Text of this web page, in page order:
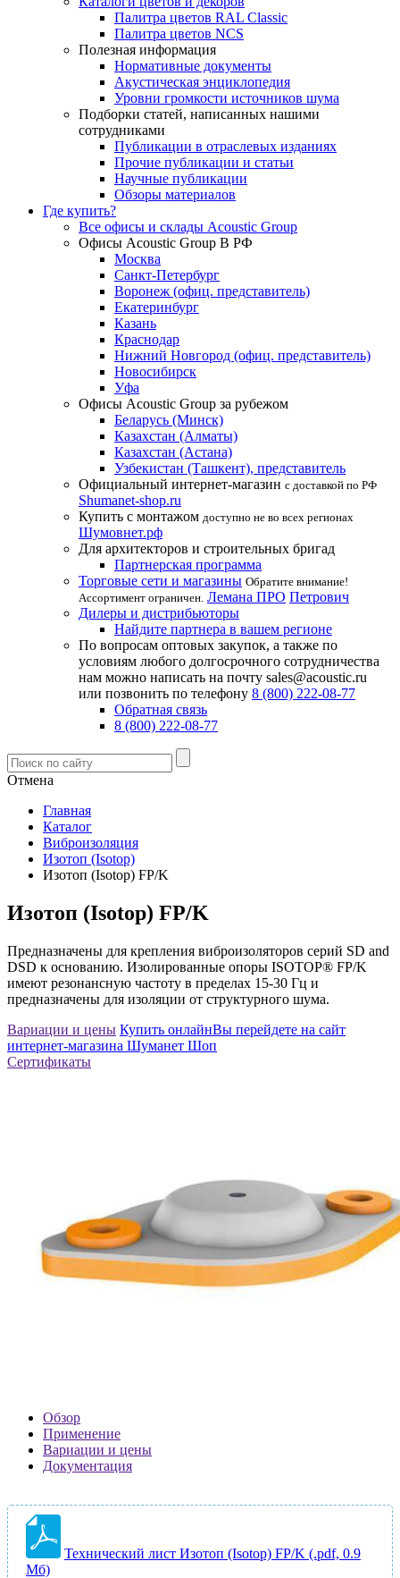
Палитра цветов RAL Сlassic
Палитра цветов NCS
Полезная информация
Нормативные документы
Акустическая энциклопедия
Уровни громкости источников шума
Подборки статей, написанных нашими
сотрудниками
Публикации в отраслевых изданиях
Прочие публикации и статьи
Научные публикации
Обзоры материалов
Где купить?
Все офисы и склады Acoustic Group
Офисы Acoustic Group В РФ
Москва
Санкт-Петербург
Воронеж (офиц. представитель)
Екатеринбург
Казань
Краснодар
Нижний Новгород (офиц. представитель)
Новосибирск
Уфа
Офисы Acoustic Group за рубежом
Беларусь (Минск)
Казахстан (Алматы)
Казахстан (Астана)
Узбекистан (Ташкент), представитель
Официальный интернет-магазин с доставкой по РФ
Shumanet-shop.ru
Купить с монтажом доступно не во всех регионах
Шумовнет.рф
Для архитекторов и строительных бригад
Партнерская программа
Торговые сети и магазины Обратите внимание!
Ассортимент ограничен. Лемана ПРО Петрович
Дилеры и дистрибьюторы
Найдите партнера в вашем регионе
По вопросам оптовых закупок, а также по
условиям любого долгосрочного сотрудничества
нам можно написать на почту sales@acoustic.ru
или позвонить по телефону 8 (800) 222-08-77
Обратная связь
8 (800) 222-08-77
Отмена
Главная
Каталог
Виброизоляция
Изотоп (Isotop)
Изотоп (Isotop) FP/K
Изотоп (Isotop) FP/K
Предназначены для крепления виброизоляторов серий SD and
DSD к основанию. Изолированные опоры ISOTOP® FP/K
имеют резонансную частоту в пределах 15-30 Гц и
предназначены для изоляции от структурного шума.
Вариации и цены Купить онлайнВы перейдете на сайт
интернет-магазина Шуманет Шоп
Сертификаты
Обзор
Применение
Вариации и цены
Документация
Технический лист Изотоп (Isotop) FP/K (.pdf, 0.9
Мб)